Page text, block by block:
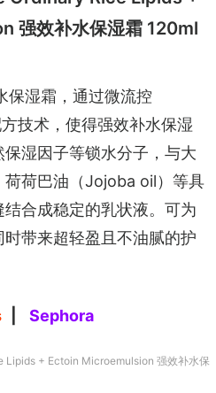
强效补水保湿霜 120ml
湿霜，通过微流控
技术，使得强效补水保湿
湿因子等锁水分子，与大
荷巴油（Jojoba oil）等具
合成稳定的乳状液。可为
带来超轻盈且不油腻的护
Sephora
Lipids + Ectoin Microemulsion 强效补水保